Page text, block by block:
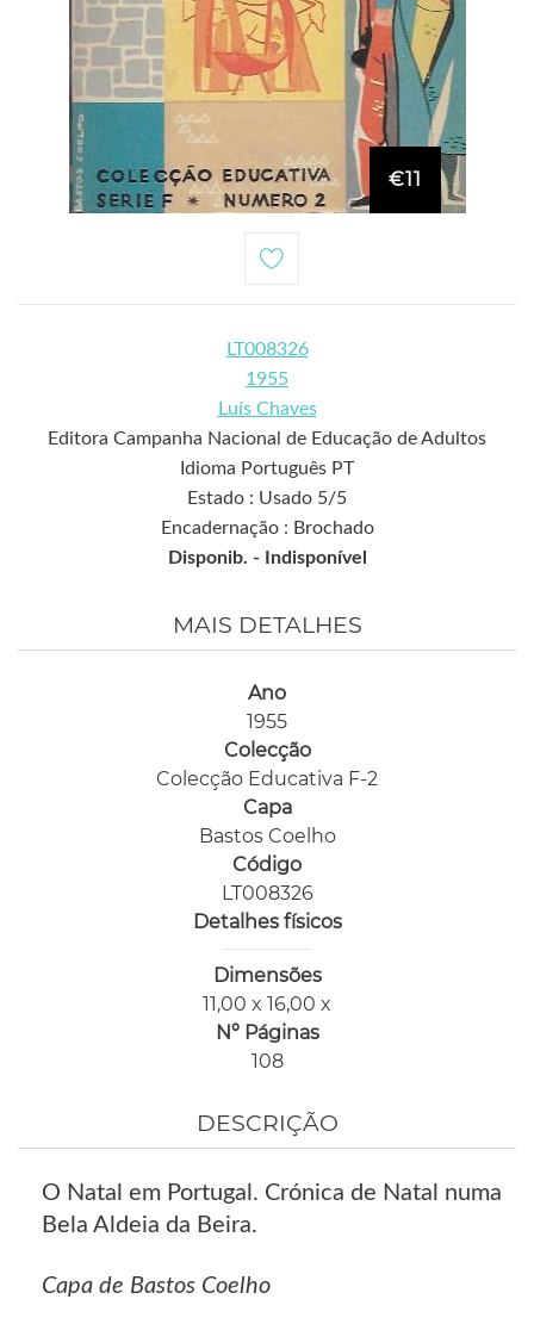
€11
LT008326
1955
Luís Chaves
Editora Campanha Nacional de Educação de Adultos
Idioma Português PT
Estado : Usado 5/5
Encadernação : Brochado
Disponib. -
Indisponível
MAIS DETALHES
Ano
1955
Colecção
Colecção Educativa F-2
Capa
Bastos Coelho
Código
LT008326
Detalhes físicos
Dimensões
11,00 x 16,00 x
Nº Páginas
108
DESCRIÇÃO
O Natal em Portugal. Crónica de Natal numa
Bela Aldeia da Beira.
Capa de Bastos Coelho